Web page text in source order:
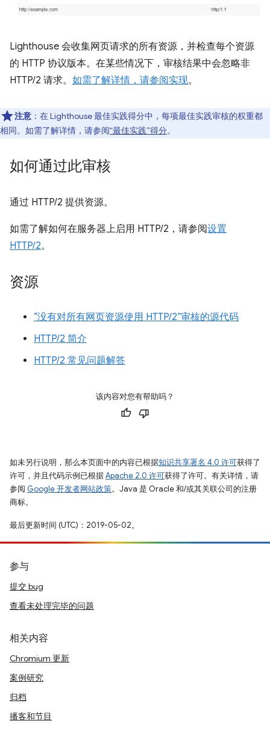
Lighthouse 会收集网页请求的所有资源，并检查每个资源
的 HTTP 协议版本。在某些情况下，审核结果中会忽略非
HTTP/2 请求。 如需了解详情，请参阅实现。
注意 ：在 Lighthouse 最佳实践得分中，每项最佳实践审核的权重都
相同。如需了解详情，请参阅“最佳实践”得分。
如何通过此审核
通过 HTTP/2 提供资源。
如需了解如何在服务器上启用 HTTP/2，请参阅设置
HTTP/2。
资源
“没有对所有网页资源使用 HTTP/2”审核的源代码
HTTP/2 简介
HTTP/2 常见问题解答
该内容对您有帮助吗？
如未另行说明，那么本页面中的内容已根据知识共享署名 4.0 许可获得了
许可，并且代码示例已根据Apache 2.0 许可获得了许可。有关详情，请
参阅 Google 开发者网站政策。Java 是 Oracle 和/或其关联公司的注册
商标。
最后更新时间 (UTC)：2019-05-02。
参与
提交 bug
查看未处理完毕的问题
相关内容
Chromium 更新
案例研究
归档
播客和节目